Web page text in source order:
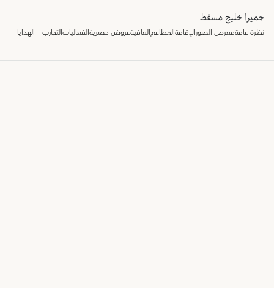
جميرا خليج مسقط
نظرة عامةمعرض الصورالإقامةالمطاعمالعافيةعروض حصريةالفعالياتالتجارب الهدايا